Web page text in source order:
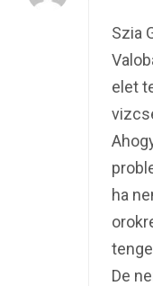
Szia
elet
ha
De